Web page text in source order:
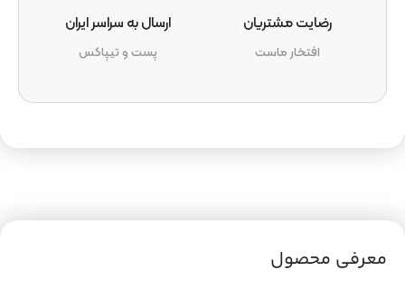
رضایت مشتریان
افتخار ماست
ارسال به سراسر ایران
پست و تیپاکس
معرفی محصول